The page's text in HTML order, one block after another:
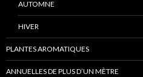
AUTOMNE
HIVER
PLANTES AROMATIQUES
ANNUELLES DE PLUS D’UN MÈTRE